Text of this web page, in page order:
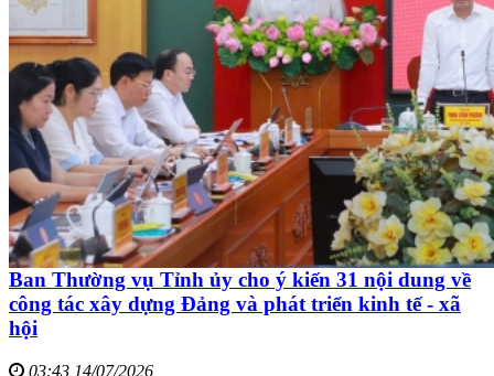
Ban Thường vụ Tỉnh ủy cho ý kiến 31 nội dung về
công tác xây dựng Đảng và phát triển kinh tế - xã
hội
03:43 14/07/2026